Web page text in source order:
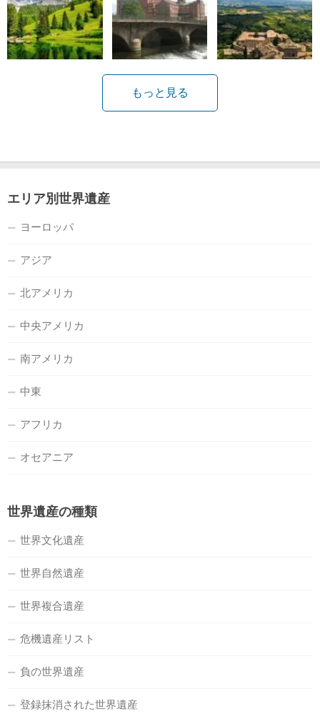
もっと見る
エリア別世界遺産
ヨーロッパ
アジア
北アメリカ
中央アメリカ
南アメリカ
中東
アフリカ
オセアニア
世界遺産の種類
世界文化遺産
世界自然遺産
世界複合遺産
危機遺産リスト
負の世界遺産
登録抹消された世界遺産